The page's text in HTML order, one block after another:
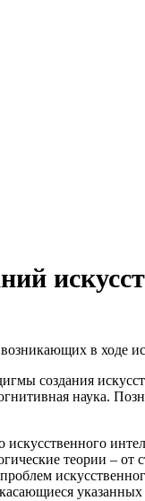
в ходе
создания
наука.
теории – от